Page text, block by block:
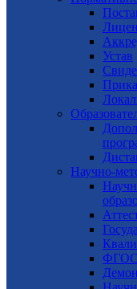
Устав
Научно-
ФГОС